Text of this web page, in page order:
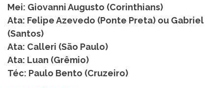
Mei: Giovanni Augusto (Corinthians)
Ata: Felipe Azevedo (Ponte Preta) ou Gabriel
(Santos)
Ata: Calleri (São Paulo)
Ata: Luan (Grêmio)
Téc: Paulo Bento (Cruzeiro)